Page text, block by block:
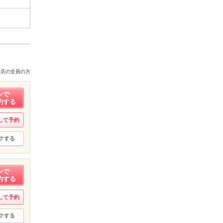
の全員の方
で
する
て予約
する
で
する
て予約
する